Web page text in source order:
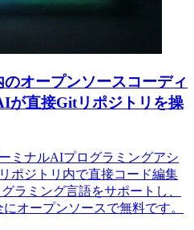
オープンソースコーディ
が直接Gitリポジトリを操
ミナルAIプログラミングアシ
ポジトリ内で直接コード編集
ラミング言語をサポートし、
オープンソースで無料です。